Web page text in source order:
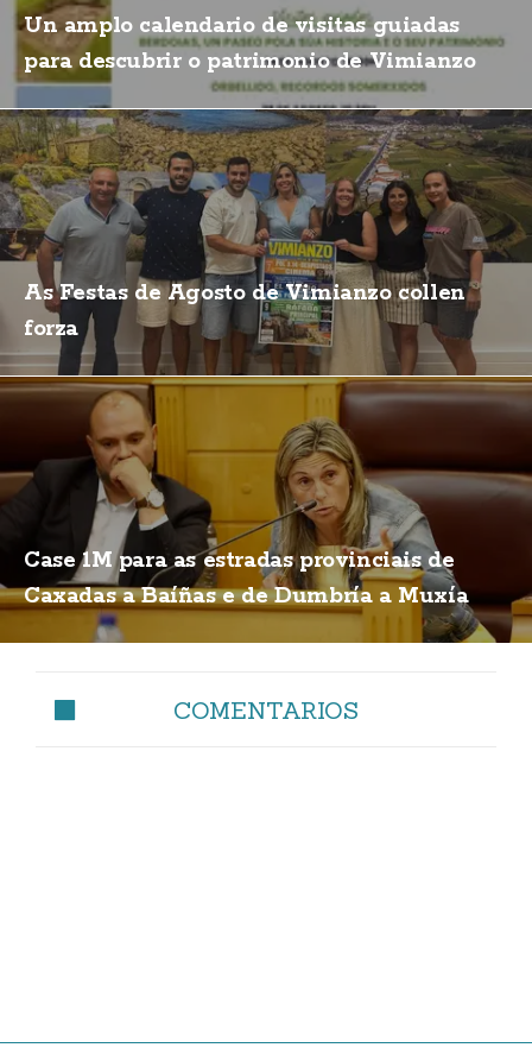
Un amplo calendario de visitas guiadas
para descubrir o patrimonio de Vimianzo
As Festas de Agosto de Vimianzo collen
forza
Case 1M para as estradas provinciais de
Caxadas a Baíñas e de Dumbría a Muxía
COMENTARIOS